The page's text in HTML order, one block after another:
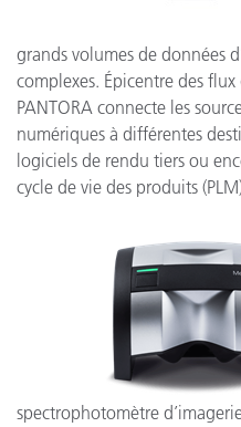
grands volumes de données
complexes. Épicentre des
PANTORA connecte les
numériques à différentes
logiciels de rendu tiers ou
cycle de vie des produits
spectrophotomètre